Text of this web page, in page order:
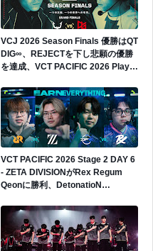
VCJ 2026 Season Finals 優勝はQT
DIG∞、REJECTを下し悲願の優勝
を達成、VCT PACIFIC 2026 Play-
VCT PACIFIC 2026 Stage 2 DAY 6
- ZETA DIVISIONがRex Regum
Qeonに勝利、DetonatioN